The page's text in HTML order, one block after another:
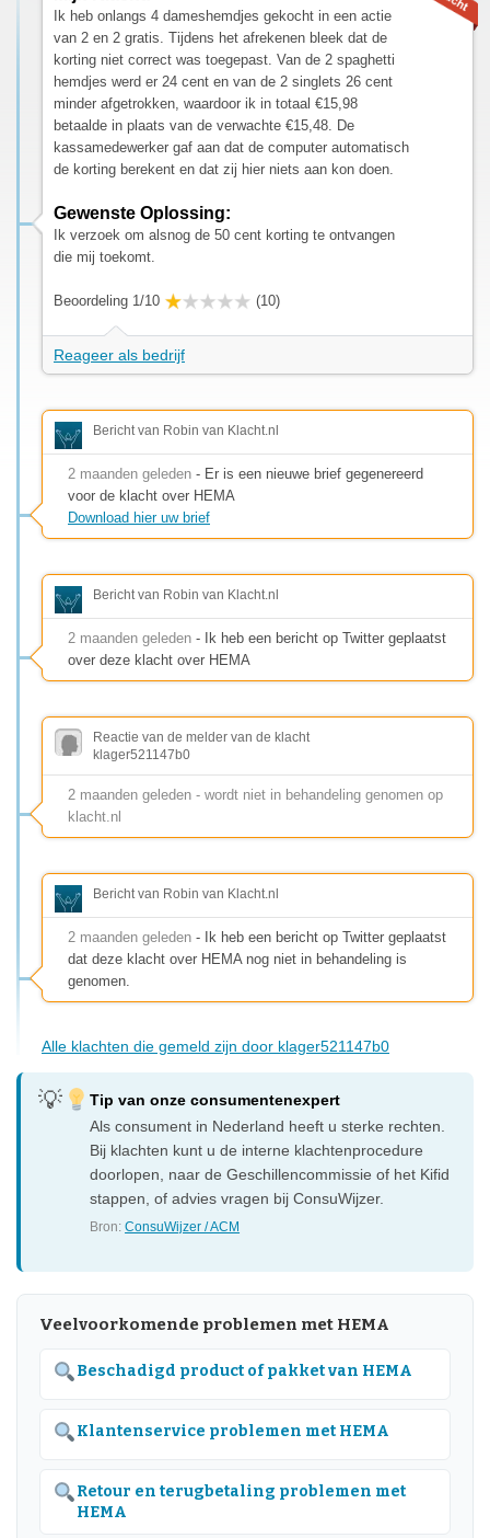
Ik heb onlangs 4 dameshemdjes gekocht in een actie
van 2 en 2 gratis. Tijdens het afrekenen bleek dat de
korting niet correct was toegepast. Van de 2 spaghetti
hemdjes werd er 24 cent en van de 2 singlets 26 cent
minder afgetrokken, waardoor ik in totaal €15,98
betaalde in plaats van de verwachte €15,48. De
kassamedewerker gaf aan dat de computer automatisch
de korting berekent en dat zij hier niets aan kon doen.
Gewenste Oplossing:
Ik verzoek om alsnog de 50 cent korting te ontvangen
die mij toekomt.
Beoordeling 1/10 (10)
Reageer als bedrijf
Bericht van Robin van Klacht.nl
2 maanden geleden - Er is een nieuwe brief gegenereerd
voor de klacht over HEMA
Download hier uw brief
Bericht van Robin van Klacht.nl
2 maanden geleden - Ik heb een bericht op Twitter geplaatst
over deze klacht over HEMA
Reactie van de melder van de klacht
klager521147b0
2 maanden geleden - wordt niet in behandeling genomen op
klacht.nl
Bericht van Robin van Klacht.nl
2 maanden geleden - Ik heb een bericht op Twitter geplaatst
dat deze klacht over HEMA nog niet in behandeling is
genomen.
Alle klachten die gemeld zijn door klager521147b0
Tip van onze consumentenexpert
Als consument in Nederland heeft u sterke rechten.
Bij klachten kunt u de interne klachtenprocedure
doorlopen, naar de Geschillencommissie of het Kifid
stappen, of advies vragen bij ConsuWijzer.
Bron:ConsuWijzer / ACM
Veelvoorkomende problemen met HEMA
Beschadigd product of pakket van HEMA
Klantenservice problemen met HEMA
Retour en terugbetaling problemen met
HEMA